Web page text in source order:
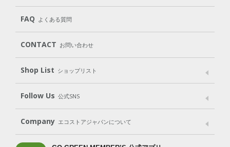
Cleaning Baby Kids
Body（ボディ） Hair（ヘア） Oral care（オーラルケア）
Goods （グッズ）
Gift set
User Guide
Subscription（定期便）
FAQ よくある質問
CONTACT お問い合わせ
Shop List ショップリスト
Shop List
Follow Us 公式SNS
LINE＠ Instagram Facebook
Company エコストアジャパンについて
会社案内 ご利用規約 プライバシーポリシー